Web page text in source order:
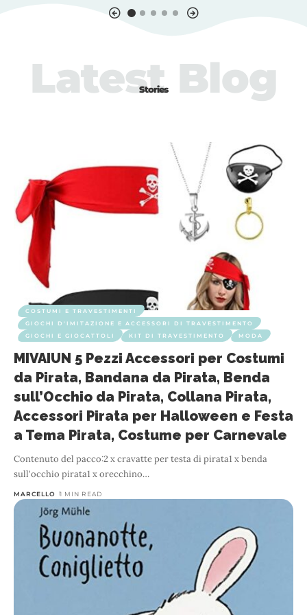
Stories
Latest Blog
COSTUMI E TRAVESTIMENTI
GIOCHI D'IMITAZIONE E ACCESSORI DI TRAVESTIMENTO
GIOCHI E GIOCATTOLI
KIT DI TRAVESTIMENTO MODA
MIVAIUN 5 Pezzi Accessori per Costumi
da Pirata, Bandana da Pirata, Benda
sull’Occhio da Pirata, Collana Pirata,
Accessori Pirata per Halloween e Festa
a Tema Pirata, Costume per Carnevale
Contenuto del pacco:2 x cravatte per testa di pirata1 x benda
sull'occhio pirata1 x orecchino…
MARCELLO 1 MIN READ